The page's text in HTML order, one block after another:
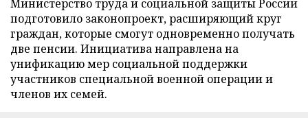
Министерство труда и социальной защиты России
подготовило законопроект, расширяющий круг
граждан, которые смогут одновременно получать
две пенсии. Инициатива направлена на
унификацию мер социальной поддержки
участников специальной военной операции и
членов их семей.